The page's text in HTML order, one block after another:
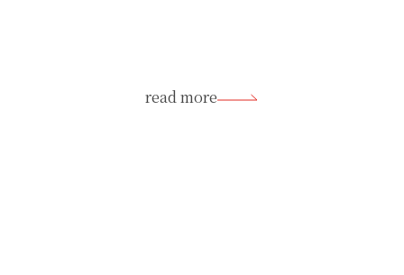
read more